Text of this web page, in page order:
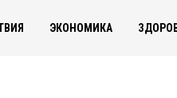
ЭКОНОМИКА